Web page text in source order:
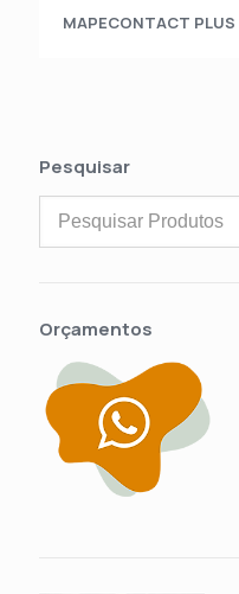
MAPECONTACT PLUS
Pesquisar
Orçamentos